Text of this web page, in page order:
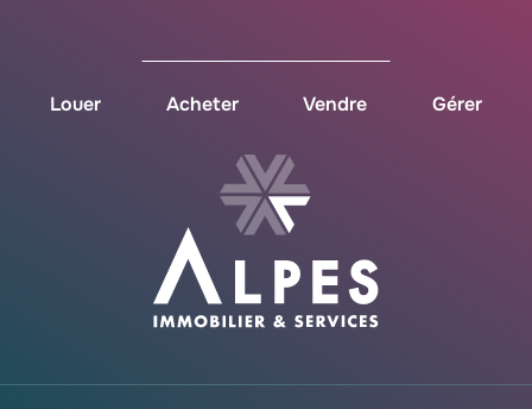
Louer Acheter Vendre Gérer